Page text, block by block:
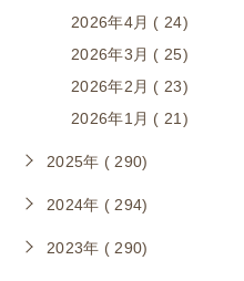
2026年4月 ( 24)
2026年3月 ( 25)
2026年2月 ( 23)
2026年1月 ( 21)
2025年 ( 290)
2024年 ( 294)
2023年 ( 290)